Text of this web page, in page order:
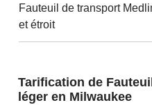
Fauteuil de transport
et étroit
Tarification de
léger en Milwaukee